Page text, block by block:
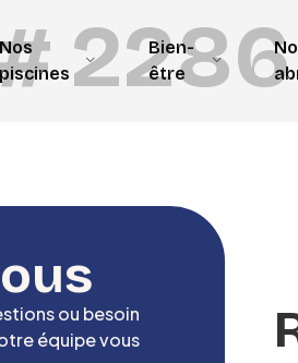
Nos
piscines
Bien-
être
2286
ou besoin
équipe vous